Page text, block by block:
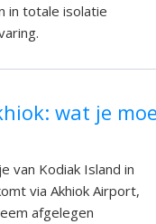
in totale isolatie
wat je
van Kodiak Island in
via Akhiok Airport,
afgelegen